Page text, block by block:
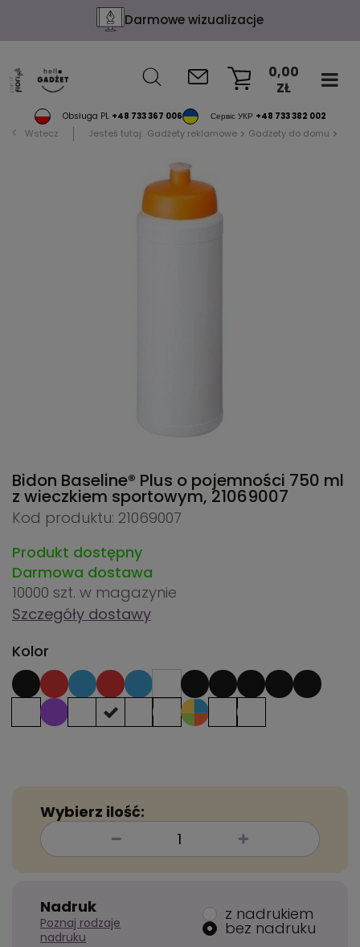
Darmowe wizualizacje
Obsługa PL +48 733 367 006 Сервіс УКР +48 733 382 002
0,00
ZŁ
Wstecz Jesteś tutaj: Gadżety reklamowe Gadżety do domu
Bidon Baseline® Plus o pojemności 750 ml
z wieczkiem sportowym, 21069007
Kod produktu: 21069007
Produkt dostępny
Darmowa dostawa
10000 szt. w magazynie
Szczegóły dostawy
Kolor
Wybierz ilość:
Nadruk
Poznaj rodzaje
nadruku
z nadrukiem
bez nadruku